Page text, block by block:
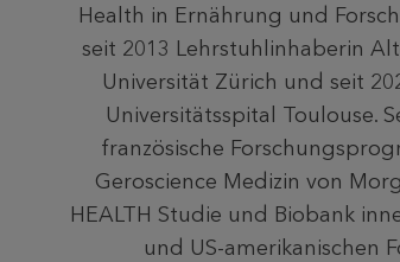
Health in Ernährung und
seit 2013 Lehrstuhlinhaberin
Universität Zürich und seit
Universitätsspital Toulouse.
französische
Geroscience Medizin von
HEALTH Studie und Biobank
und US-amerikanischen